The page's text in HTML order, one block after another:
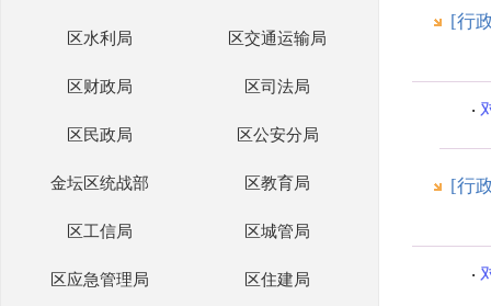
区水利局 区交通运输局
区财政局 区司法局
区民政局 区公安分局
金坛区统战部 区教育局
区工信局 区城管局
区应急管理局 区住建局
[行
[行